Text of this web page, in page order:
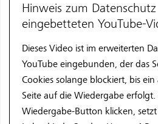
Hinweis zum
eingebetteten YouTube-
Dieses Video ist im erweiterten
YouTube eingebunden, der das
Cookies solange blockiert, bis
Seite auf die Wiedergabe erfolgt.
Wiedergabe-Button klicken,